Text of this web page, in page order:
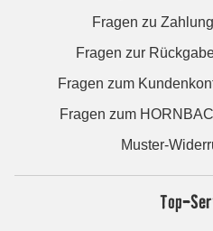
Fragen zu
Fragen zur
Fragen zum
Fragen zum
Muster-
Top-